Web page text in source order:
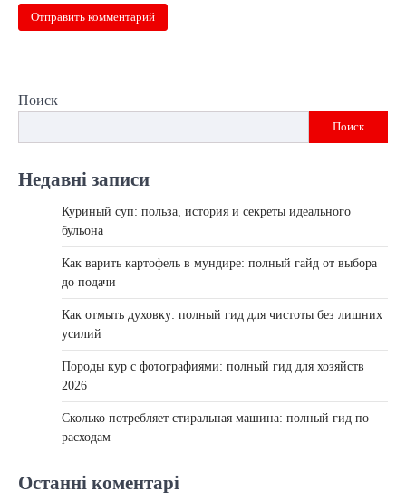
Поиск
Поиск
Недавні записи
Куриный суп: польза, история и секреты идеального
бульона
Как варить картофель в мундире: полный гайд от выбора
до подачи
Как отмыть духовку: полный гид для чистоты без лишних
усилий
Породы кур с фотографиями: полный гид для хозяйств
2026
Сколько потребляет стиральная машина: полный гид по
расходам
Останні коментарі